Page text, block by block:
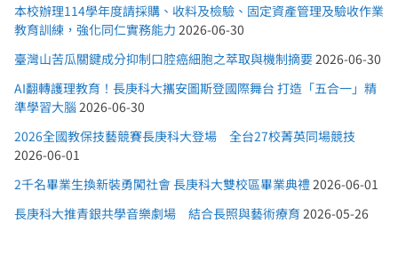
本校辦理114學年度請採購、收料及檢驗、固定資產管理及驗收作業
教育訓練，強化同仁實務能力 2026-06-30
臺灣山苦瓜關鍵成分抑制口腔癌細胞之萃取與機制摘要 2026-06-30
AI翻轉護理教育！長庚科大攜安圖斯登國際舞台 打造「五合一」精
準學習大腦 2026-06-30
2026全國教保技藝競賽長庚科大登場 全台27校菁英同場競技
2026-06-01
2千名畢業生換新裝勇闖社會 長庚科大雙校區畢業典禮 2026-06-01
長庚科大推青銀共學音樂劇場 結合長照與藝術療育 2026-05-26